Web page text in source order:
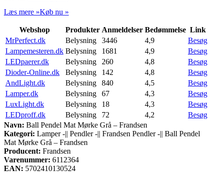
Læs mere »Køb nu »
Webshop Produkter Anmeldelser Bedømmelse Link
MrPerfect.dk
Belysning 3446 4,9
Besøg
Lampemesteren.dk Belysning 1681 4,9
Besøg
LEDpaerer.dk
Belysning 260 4,8
Besøg
Dioder-Online.dk
Belysning 142 4,8
Besøg
AndLight.dk
Belysning 840 4,5
Besøg
Lamper.dk
Belysning 67 4,3
Besøg
LuxLight.dk
Belysning 18 4,3
Besøg
LEDproff.dk
Belysning 72 4,2
Besøg
Navn: Ball Pendel Mat Mørke Grå – Frandsen
Kategori: Lamper -|| Pendler -|| Frandsen Pendler -|| Ball Pendel
Mat Mørke Grå – Frandsen
Producent: Frandsen
Varenummer: 6112364
EAN: 5702410130524